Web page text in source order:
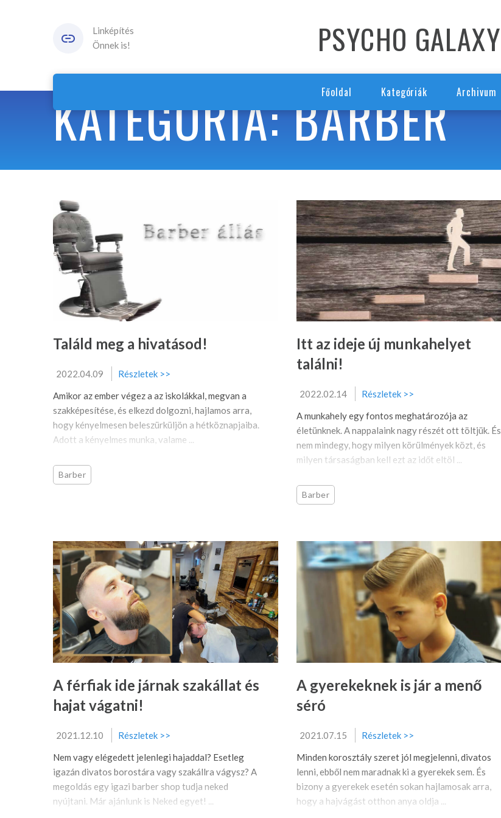
Linképítés
Önnek is!
PSYCHO GALAXY
Főoldal Kategóriák Archivum
KATEGÓRIA: BARBER
Találd meg a hivatásod!
2022.04.09
Részletek >>
Amikor az ember végez a az iskolákkal, megvan a
szakképesítése, és elkezd dolgozni, hajlamos arra,
hogy kényelmesen beleszürküljön a hétköznapjaiba.
Adott a kényelmes munka, valame ...
Barber
Itt az ideje új munkahelyet
találni!
2022.02.14
Részletek >>
A munkahely egy fontos meghatározója az
életünknek. A nappalaink nagy részét ott töltjük. És
nem mindegy, hogy milyen körülmények közt, és
milyen társaságban kell ezt az időt eltöl ...
Barber
A férfiak ide járnak szakállat és
hajat vágatni!
2021.12.10
Részletek >>
Nem vagy elégedett jelenlegi hajaddal? Esetleg
igazán divatos borostára vagy szakállra vágysz? A
megoldás egy igazi barber shop tudja neked
nyújtani. Már ajánlunk is Neked egyet! ...
A gyerekeknek is jár a menő
séró
2021.07.15
Részletek >>
Minden korosztály szeret jól megjelenni, divatos
lenni, ebből nem maradnak ki a gyerekek sem. És
bizony a gyerekek esetén sokan hajlamosak arra,
hogy a hajvágást otthon anya oldja ...